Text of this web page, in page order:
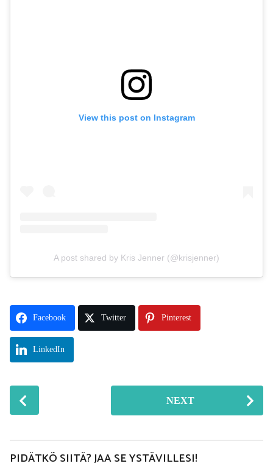
View this post on Instagram
A post shared by Kris Jenner (@krisjenner)
Facebook Twitter Pinterest
LinkedIn
P
o
P
NEXT
PIDÄTKÖ SIITÄ? JAA SE YSTÄVILLESI!